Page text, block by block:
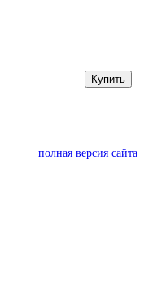
Купить
полная версия сайта